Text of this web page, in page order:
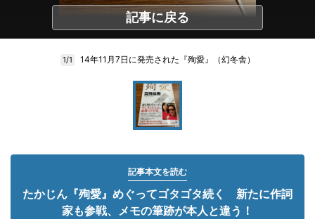
記事に戻る
1/1 14年11月7日に発売された『殉愛』（幻冬舎）
記事本文を読む
たかじん『殉愛』めぐってゴタゴタ続く 新たに作詞
家も参戦、メモの筆跡が本人と違う！